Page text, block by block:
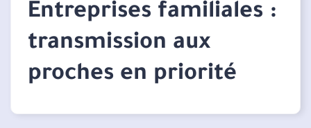
Entreprises familiales :
transmission aux
proches en priorité